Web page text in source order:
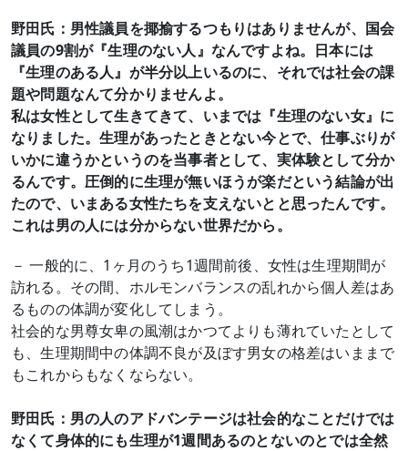
野田氏：男性議員を揶揄するつもりはありませんが、国会
議員の9割が『生理のない人』なんですよね。日本には
『生理のある人』が半分以上いるのに、それでは社会の課
題や問題なんて分かりませんよ。
私は女性として生きてきて、いまでは『生理のない女』に
なりました。生理があったときとない今とで、仕事ぶりが
いかに違うかというのを当事者として、実体験として分か
るんです。圧倒的に生理が無いほうが楽だという結論が出
たので、いまある女性たちを支えないとと思ったんです。
これは男の人には分からない世界だから。
－ 一般的に、1ヶ月のうち1週間前後、女性は生理期間が
訪れる。その間、ホルモンバランスの乱れから個人差はあ
るものの体調が変化してしまう。
社会的な男尊女卑の風潮はかつてよりも薄れていたとして
も、生理期間中の体調不良が及ぼす男女の格差はいままで
もこれからもなくならない。
野田氏：男の人のアドバンテージは社会的なことだけでは
なくて身体的にも生理が1週間あるのとないのとでは全然